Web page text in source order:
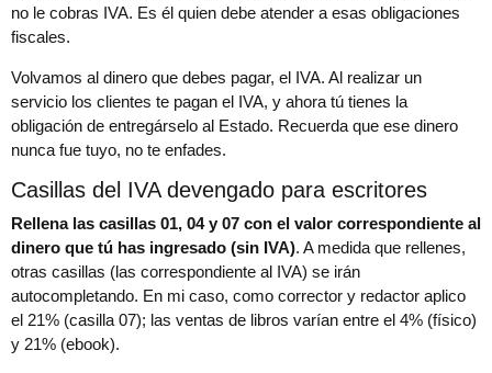
no le cobras IVA. Es él quien debe atender a esas obligaciones
fiscales.
Volvamos al dinero que debes pagar, el IVA. Al realizar un
servicio los clientes te pagan el IVA, y ahora tú tienes la
obligación de entregárselo al Estado. Recuerda que ese dinero
nunca fue tuyo, no te enfades.
Casillas del IVA devengado para escritores
Rellena las casillas 01, 04 y 07 con el valor correspondiente al
dinero que tú has ingresado (sin IVA). A medida que rellenes,
otras casillas (las correspondiente al IVA) se irán
autocompletando. En mi caso, como corrector y redactor aplico
el 21% (casilla 07); las ventas de libros varían entre el 4% (físico)
y 21% (ebook).